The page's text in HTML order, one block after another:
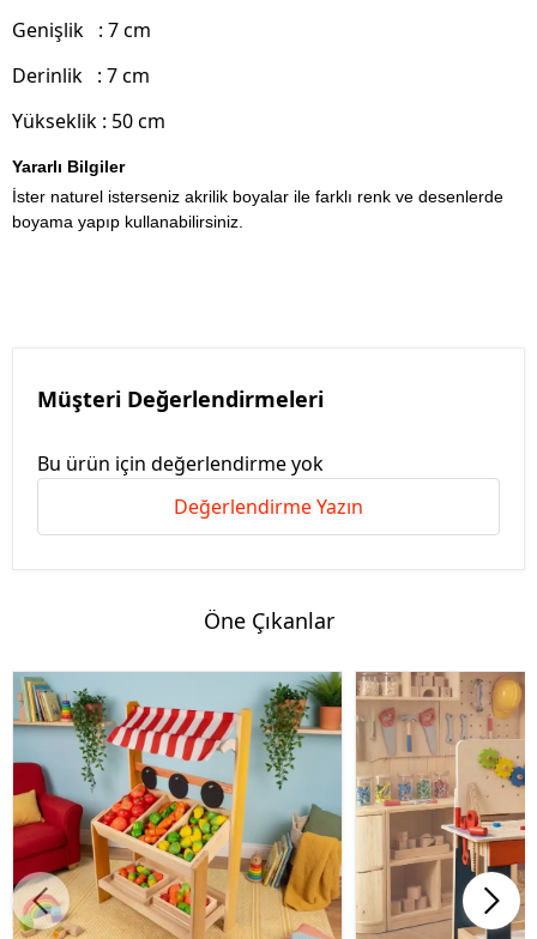
Genişlik : 7 cm
Derinlik : 7 cm
Yükseklik : 50 cm
Yararlı Bilgiler
İster naturel isterseniz akrilik boyalar ile farklı renk ve desenlerde
boyama yapıp kullanabilirsiniz.
Müşteri Değerlendirmeleri
Bu ürün için değerlendirme yok
Değerlendirme Yazın
Öne Çıkanlar